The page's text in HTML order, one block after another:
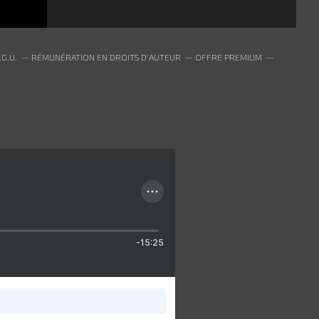
RÉMUNÉRATION EN DROITS D'AUTEUR
OFFRE PREMIUM
-15:25